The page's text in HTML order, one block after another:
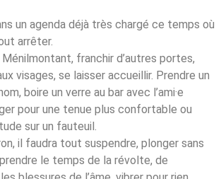
un agenda déjà très chargé ce temps où
arrêter.
franchir d’autres portes,
visages, se laisser accueillir. Prendre un
boire un verre au bar avec l’ami·e
pour une tenue plus confortable ou
sur un fauteuil.
il faudra tout suspendre, plonger sans
le temps de la révolte, de